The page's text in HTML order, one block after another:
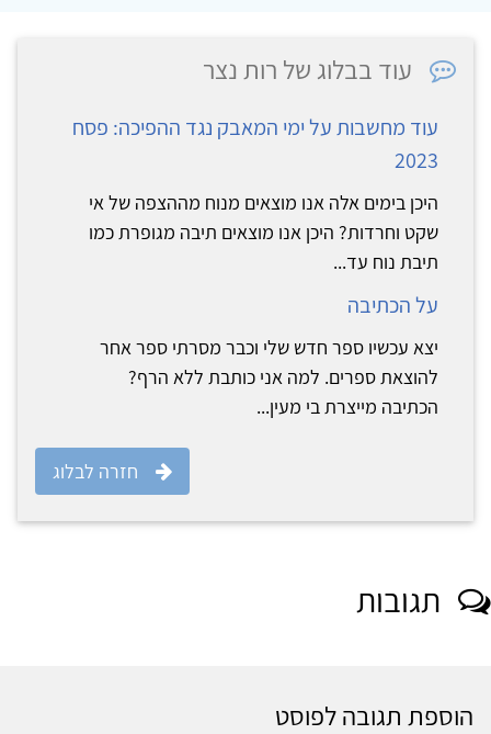
עוד בבלוג של רות נצר
עוד מחשבות על ימי המאבק נגד ההפיכה: פסח
2023
היכן בימים אלה אנו מוצאים מנוח מההצפה של אי
שקט וחרדות? היכן אנו מוצאים תיבה מגופרת כמו
תיבת נוח עד...
על הכתיבה
יצא עכשיו ספר חדש שלי וכבר מסרתי ספר אחר
להוצאת ספרים. למה אני כותבת ללא הרף?
הכתיבה מייצרת בי מעין...
חזרה לבלוג
תגובות
הוספת תגובה לפוסט